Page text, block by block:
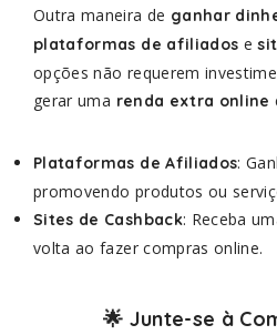
Outra maneira de ganhar
plataformas de afiliados e
opções não requerem
gerar uma renda extra online
Plataformas de Afiliados:
promovendo produtos ou
Sites de Cashback: Receba
volta ao fazer compras online.
🌟 Junte-se à